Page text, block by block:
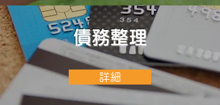
債務整理
詳細